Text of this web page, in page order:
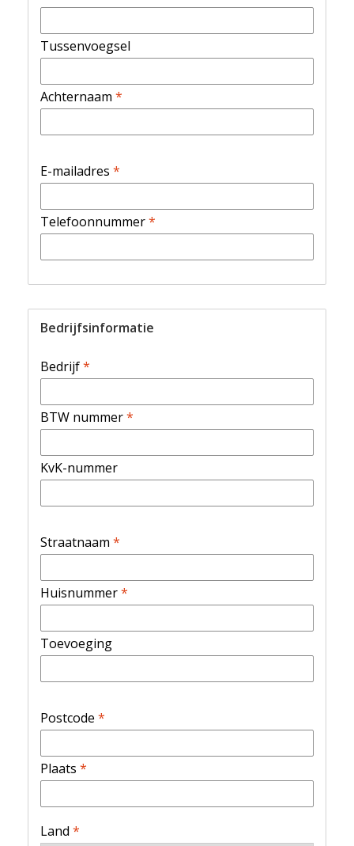
Tussenvoegsel
Achternaam *
E-mailadres *
Telefoonnummer*
Bedrijfsinformatie
Bedrijf*
BTW nummer*
KvK-nummer
Straatnaam *
Huisnummer*
Toevoeging
Postcode *
Plaats *
Land *